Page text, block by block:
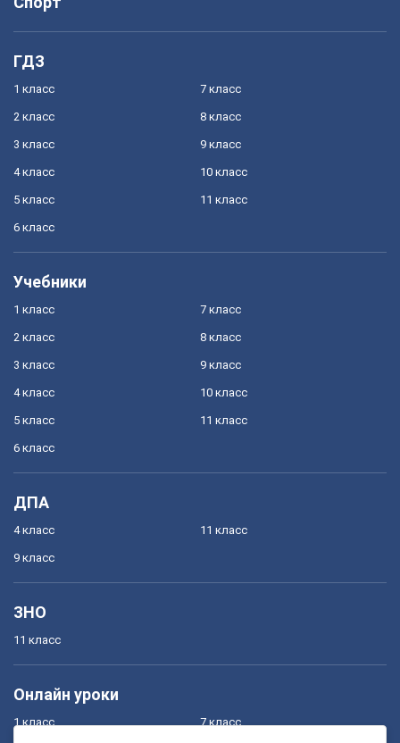
ГДЗ
1 класс
2 класс
3 класс
4 класс
5 класс
6 класс
7 класс
8 класс
9 класс
10 класс
11 класс
Учебники
1 класс
2 класс
3 класс
4 класс
5 класс
6 класс
7 класс
8 класс
9 класс
10 класс
11 класс
ДПА
4 класс
9 класс
11 класс
ЗНО
11 класс
Онлайн уроки
1 класс 7 класс